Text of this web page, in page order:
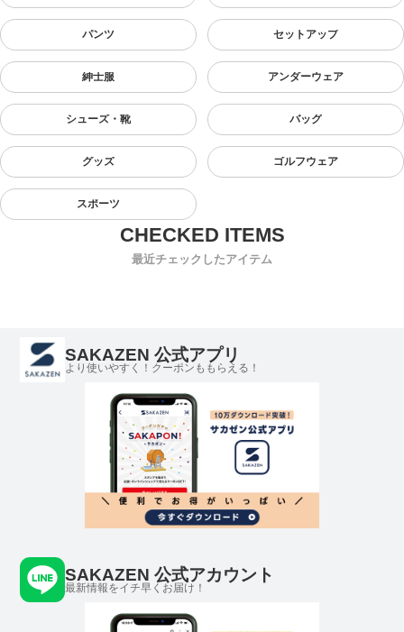
パンツ セットアップ
紳士服 アンダーウェア
シューズ・靴 バッグ
グッズ ゴルフウェア
スポーツ
最近チェックしたアイテム
SAKAZEN 公式アプリ
より使いやすく！クーポンももらえる！
SAKAZEN 公式アカウント
最新情報をイチ早くお届け！